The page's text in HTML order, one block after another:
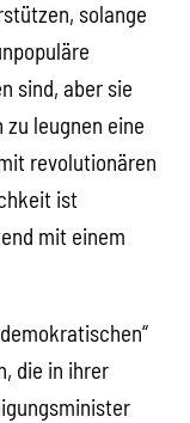
solange
sind, aber sie
zu leugnen eine
revolutionären
ist
mit einem
die in ihrer